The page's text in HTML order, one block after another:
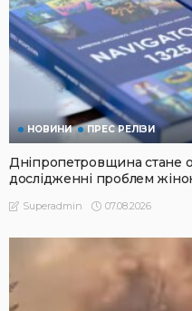
НОВИНИ ПРЕС РЕЛІЗИ
Дніпропетровщина стане
дослідженні проблем
Superadmin 07.08.2026